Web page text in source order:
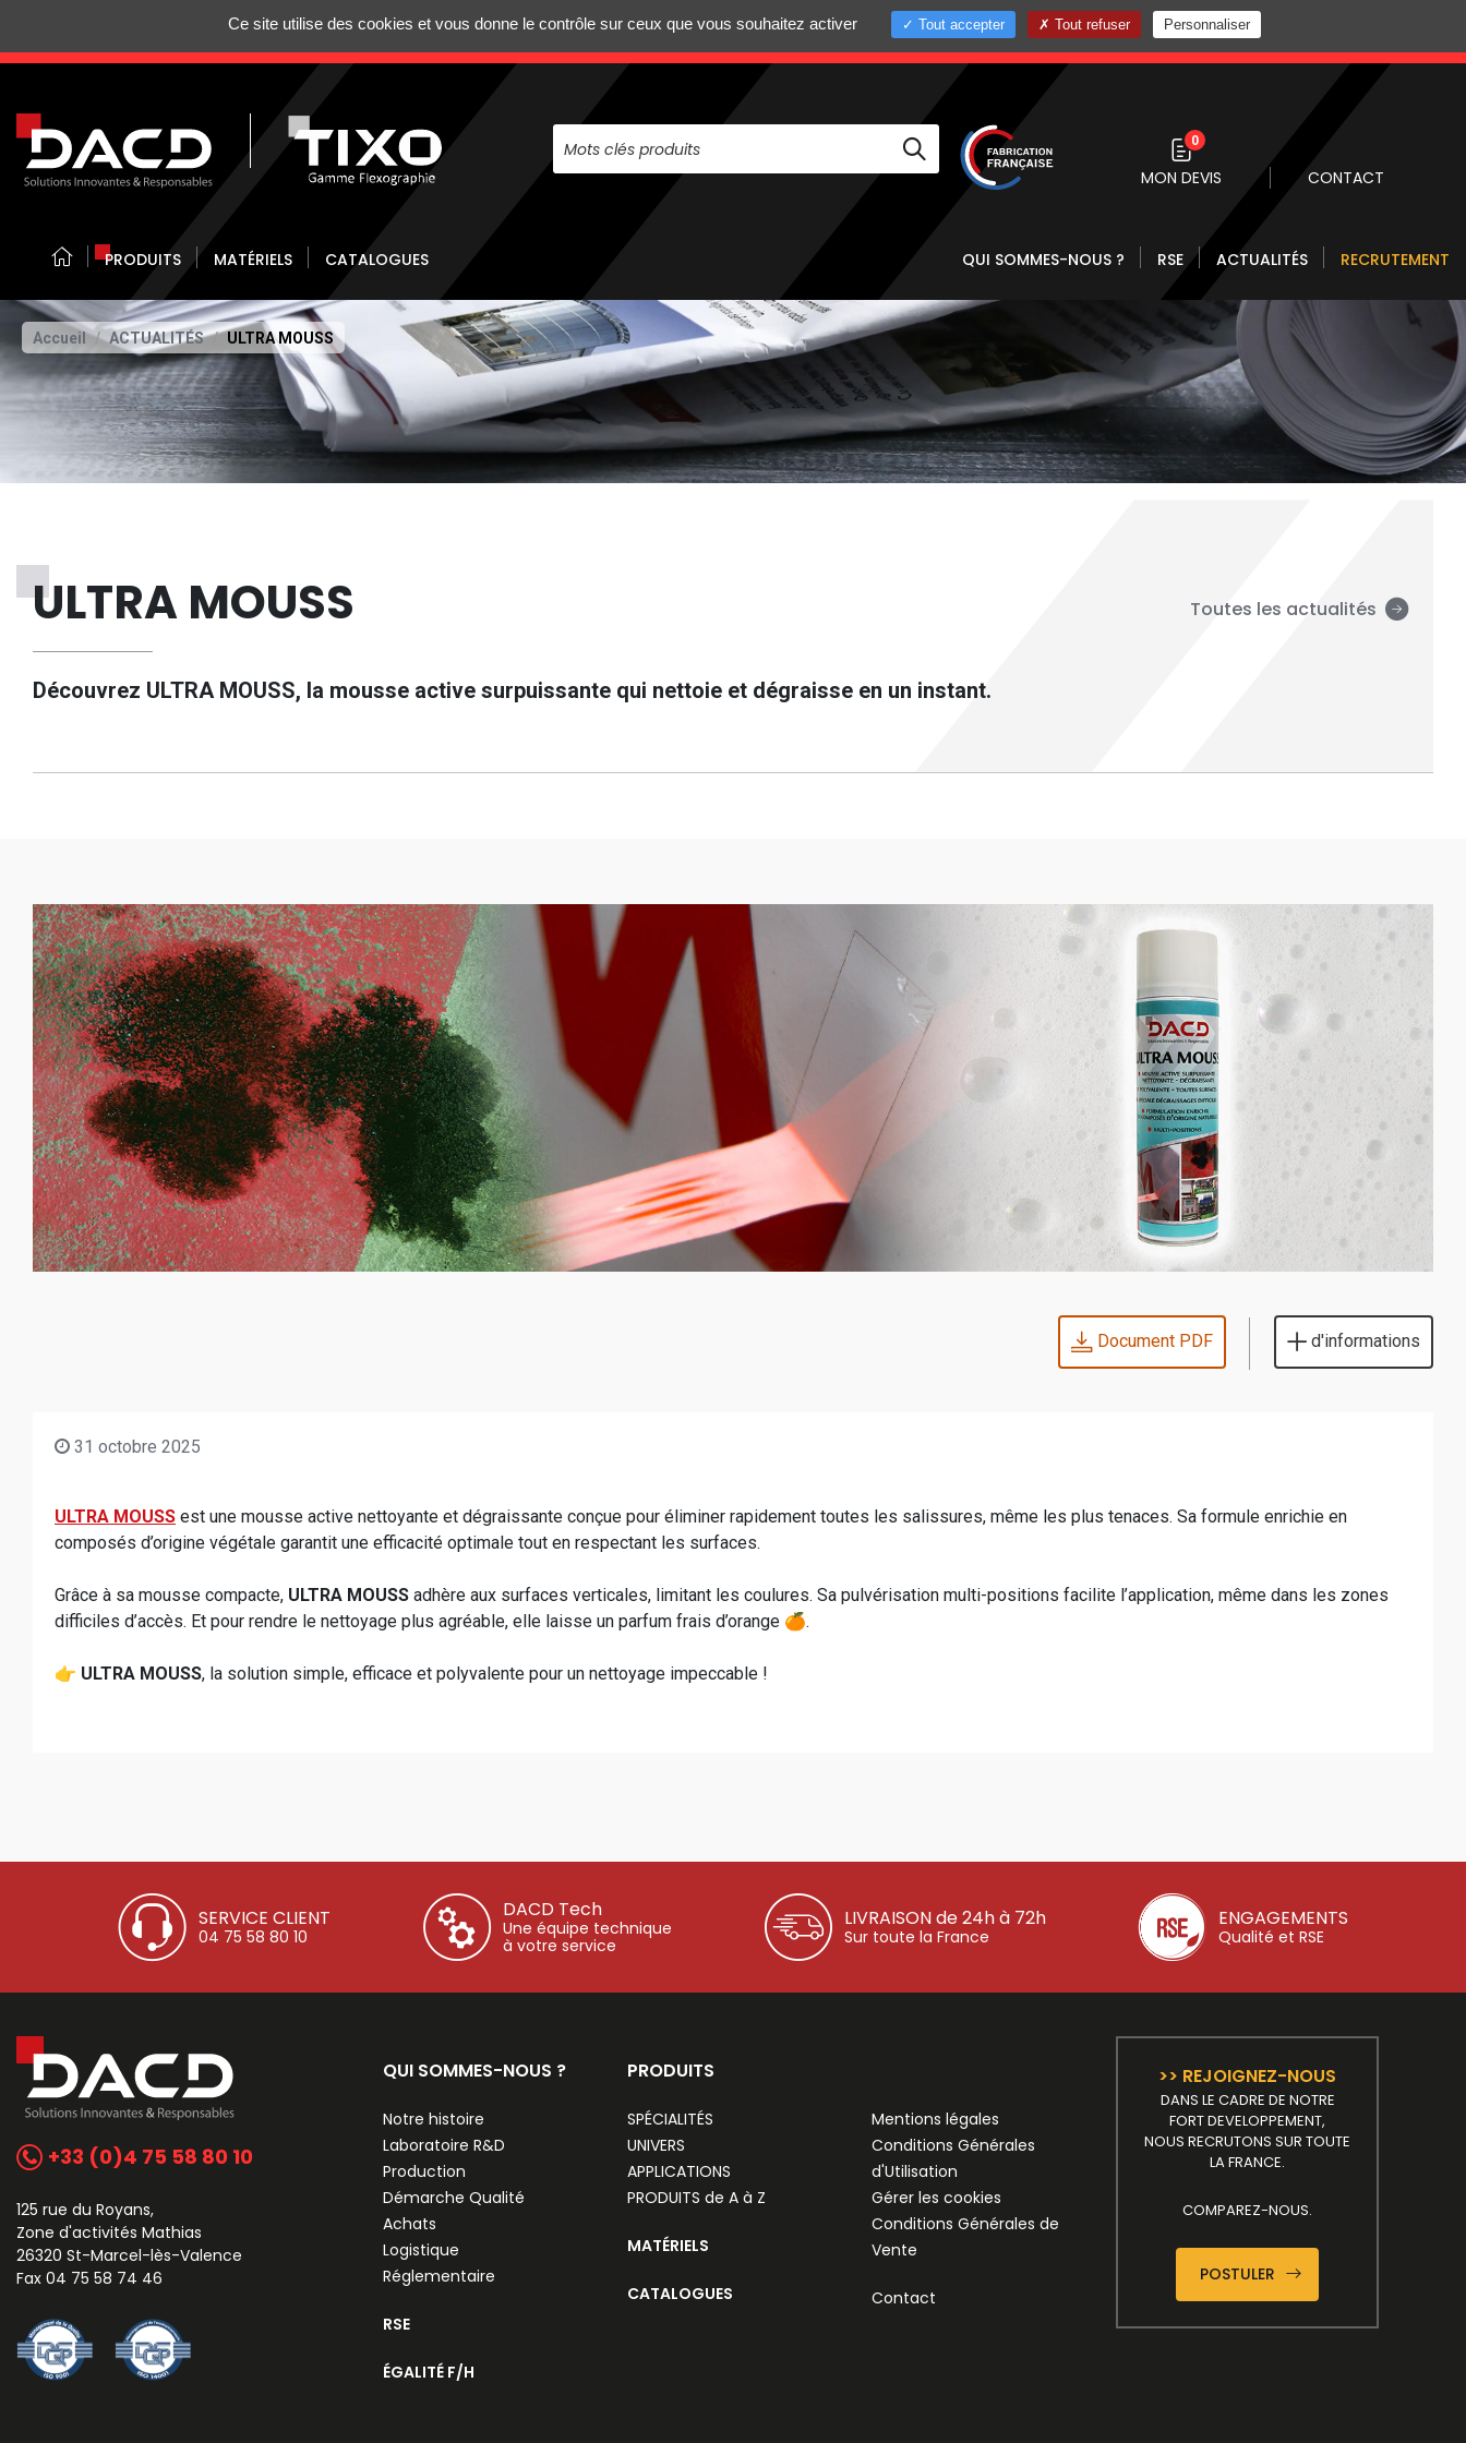
N'HÉSITEZ PAS À NOUS CONTACTER AU +33 (0)4 75 58 80 10
0
MON DEVIS CONTACT
PRODUITS MATÉRIELS CATALOGUES QUI SOMMES-NOUS ? RSE ACTUALITÉS RECRUTEMENT
Accueil ACTUALITÉS ULTRA MOUSS
ULTRA MOUSS
Découvrez ULTRA MOUSS, la mousse active surpuissante qui nettoie et dégraisse en un instant.
Toutes les actualités
Document PDF d'informations
31 octobre 2025
ULTRA MOUSS est une mousse active nettoyante et dégraissante conçue pour éliminer rapidement toutes les salissures, même les plus tenaces. Sa formule enrichie en
composés d’origine végétale garantit une efficacité optimale tout en respectant les surfaces.
Grâce à sa mousse compacte, ULTRA MOUSS adhère aux surfaces verticales, limitant les coulures. Sa pulvérisation multi-positions facilite l’application, même dans les zones
difficiles d’accès. Et pour rendre le nettoyage plus agréable, elle laisse un parfum frais d’orange 🍊.
👉 ULTRA MOUSS, la solution simple, efficace et polyvalente pour un nettoyage impeccable !
SERVICE CLIENT
04 75 58 80 10
DACD Tech
Une équipe technique
à votre service
LIVRAISON de 24h à 72h
Sur toute la France
ENGAGEMENTS
Qualité et RSE
+33 (0)4 75 58 80 10
125 rue du Royans,
Zone d'activités Mathias
26320 St-Marcel-lès-Valence
Fax 04 75 58 74 46
QUI SOMMES-NOUS ?
Notre histoire
Laboratoire R&D
Production
Démarche Qualité
Achats
Logistique
Réglementaire
RSE
ÉGALITÉ F/H
PRODUITS
SPÉCIALITÉS
UNIVERS
APPLICATIONS
PRODUITS de A à Z
MATÉRIELS
CATALOGUES
Mentions légales
Conditions Générales
d'Utilisation
Gérer les cookies
Conditions Générales de
Vente
Contact
>> REJOIGNEZ-NOUS
DANS LE CADRE DE NOTRE
FORT DEVELOPPEMENT,
NOUS RECRUTONS SUR TOUTE
LA FRANCE.
COMPAREZ-NOUS.
POSTULER
Ce site utilise des cookies et vous donne le contrôle sur ceux que vous souhaitez activer Tout accepter Tout refuser Personnaliser